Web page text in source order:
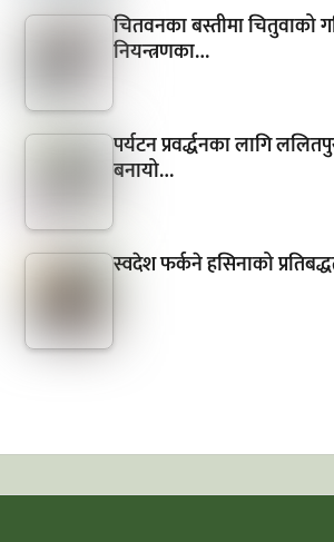
चितवनका बस्तीमा चितुवाको
नियन्त्रणका…
पर्यटन प्रवर्द्धनका लागि
बनायो…
स्वदेश फर्कने हसिनाको